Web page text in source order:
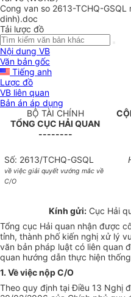
Cong van so 2613-TCHQ-
dinh).doc
Tải lược đồ
Nội dung VB
Văn bản gốc
Tiếng anh
Lược đồ
VB liên quan
Bản án áp dụng
BỘ TÀI CHÍNH
TỔNG CỤC HẢI QUAN
--------
Số: 2613/TCHQ-GSQL
về việc giải quyết vướng mắc về
C/O
Kính gửi: Cục Hải
Tổng cục Hải quan nhận được
tỉnh, thành phố kiến nghị xử lý
văn bản pháp luật có liên quan
quan hướng dẫn thực hiện
1. Về việc nộp C/O
Theo quy định tại Điều 13 Nghị